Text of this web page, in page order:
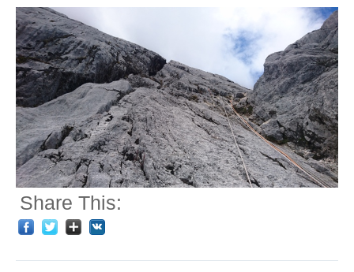
Share This: